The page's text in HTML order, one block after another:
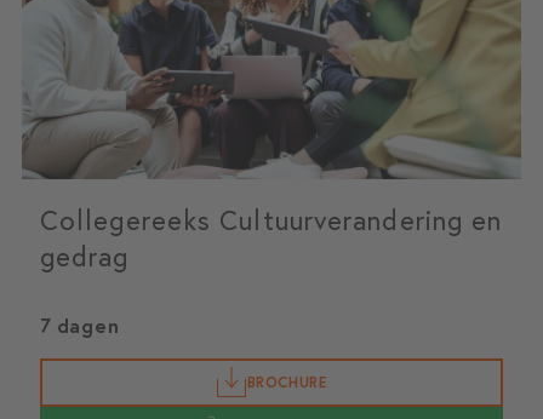
Collegereeks Cultuurverandering en
gedrag
7 dagen
BROCHURE